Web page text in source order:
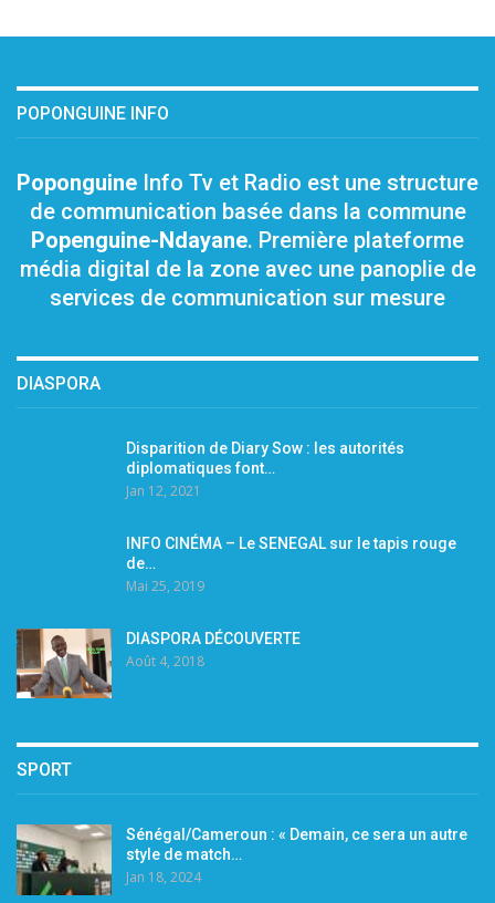
POPONGUINE INFO
Poponguine Info Tv et Radio est une structure
de communication basée dans la commune
Popenguine-Ndayane. Première plateforme
média digital de la zone avec une panoplie de
services de communication sur mesure
DIASPORA
Disparition de Diary Sow : les autorités
diplomatiques font…
Jan 12, 2021
INFO CINÉMA – Le SENEGAL sur le tapis rouge
de…
Mai 25, 2019
DIASPORA DÉCOUVERTE
Août 4, 2018
SPORT
Sénégal/Cameroun : « Demain, ce sera un autre
style de match…
Jan 18, 2024